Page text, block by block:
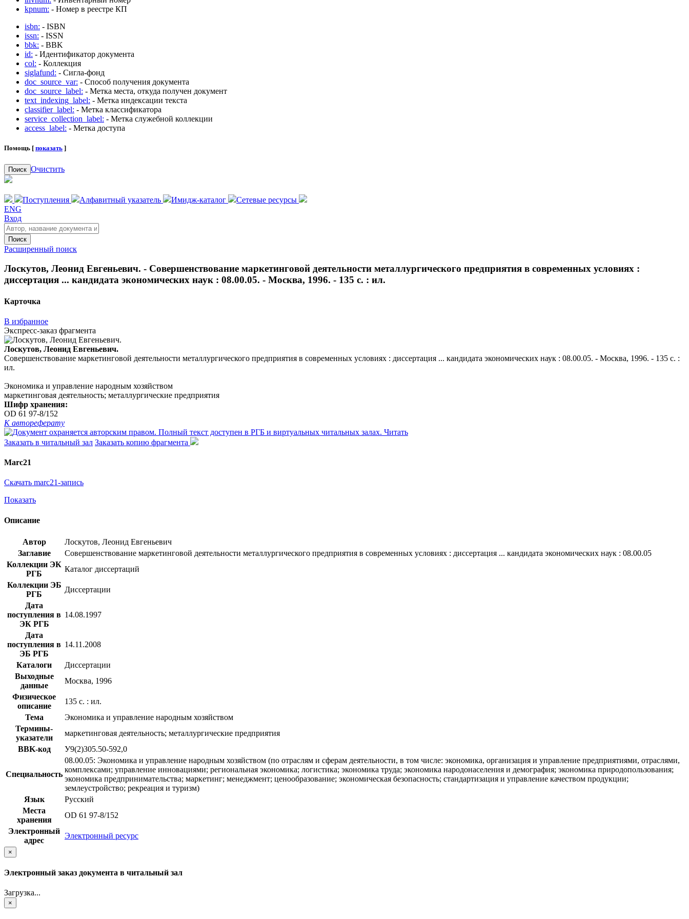
kpnum: - Номер в реестре КП
isbn: - ISBN
issn: - ISSN
bbk: - BBK
id: - Идентификатор документа
col: - Коллекция
siglafund: - Сигла-фонд
doc_source_var: - Способ получения документа
doc_source_label: - Метка места, откуда получен документ
text_indexing_label: - Метка индексации текста
classifier_label: - Метка классификатора
service_collection_label: - Метка служебной коллекции
access_label: - Метка доступа
Помощь [ показать ]
Поиск Очистить
Поступления Алфавитный указатель Имидж-каталог
Сетевые ресурсы
ENG
Вход
Поиск
Расширенный поиск
Лоскутов, Леонид Евгеньевич. - Совершенствование маркетинговой деятельности металлургического предприятия в современных условиях :
диссертация ... кандидата экономических наук : 08.00.05. - Москва, 1996. - 135 с. : ил.
Карточка
В избранное
Экспресс-заказ фрагмента
Лоскутов, Леонид Евгеньевич.
Совершенствование маркетинговой деятельности металлургического предприятия в современных условиях : диссертация ... кандидата экономических наук : 08.00.05. - Москва, 1996. - 135 с. :
ил.
Экономика и управление народным хозяйством
маркетинговая деятельность; металлургические предприятия
Шифр хранения:
OD 61 97-8/152
К автореферату
Читать
Заказать в читальный зал Заказать копию фрагмента
Marc21
Скачать marc21-запись
Показать
Описание
Автор
Лоскутов, Леонид Евгеньевич
Заглавие
Совершенствование маркетинговой деятельности металлургического предприятия в современных условиях : диссертация ... кандидата экономических наук : 08.00.05
Коллекции ЭК
РГБ
Каталог диссертаций
Коллекции ЭБ
РГБ
Диссертации
Дата
поступления в
ЭК РГБ
14.08.1997
Дата
поступления в
ЭБ РГБ
14.11.2008
Каталоги
Диссертации
Выходные
данные
Москва, 1996
Физическое
описание
135 с. : ил.
Тема
Экономика и управление народным хозяйством
Термины-
указатели
маркетинговая деятельность; металлургические предприятия
BBK-код
У9(2)305.50-592,0
Специальность
08.00.05: Экономика и управление народным хозяйством (по отраслям и сферам деятельности, в том числе: экономика, организация и управление предприятиями, отраслями,
комплексами; управление инновациями; региональная экономика; логистика; экономика труда; экономика народонаселения и демография; экономика природопользования;
экономика предпринимательства; маркетинг; менеджмент; ценообразование; экономическая безопасность; стандартизация и управление качеством продукции;
землеустройство; рекреация и туризм)
Язык
Русский
Места
хранения
OD 61 97-8/152
Электронный
адрес
Электронный ресурс
×
Электронный заказ документа в читальный зал
Загрузка...
×